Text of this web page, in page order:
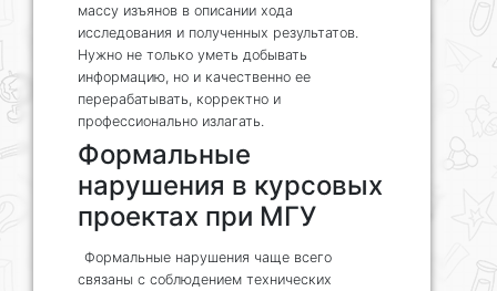
массу изъянов в описании хода
исследования и полученных результатов.
Нужно не только уметь добывать
информацию, но и качественно ее
перерабатывать, корректно и
профессионально излагать.
Формальные
нарушения в курсовых
проектах при МГУ
Формальные нарушения чаще всего
связаны с соблюдением технических